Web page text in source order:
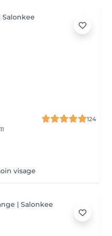
124
visage